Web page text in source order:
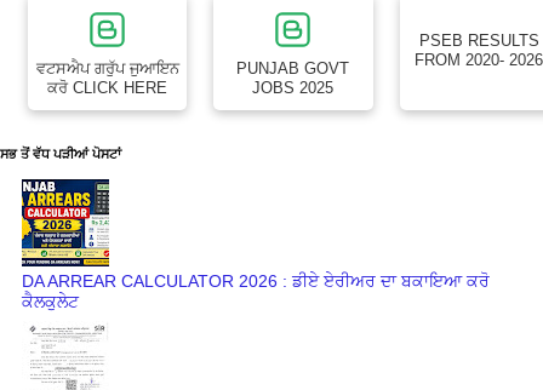
ਵਟਸਐਪ ਗਰੁੱਪ ਜੁਆਇਨ
ਕਰੋ CLICK HERE
PUNJAB GOVT
JOBS 2025
PSEB RESULTS
FROM 2020- 2026
ਸਭ ਤੋਂ ਵੱਧ ਪੜੀਆਂ ਪੋਸਟਾਂ
DA ARREAR CALCULATOR 2026 : ਡੀਏ ਏਰੀਅਰ ਦਾ ਬਕਾਇਆ ਕਰੋ
ਕੈਲਕੁਲੇਟ